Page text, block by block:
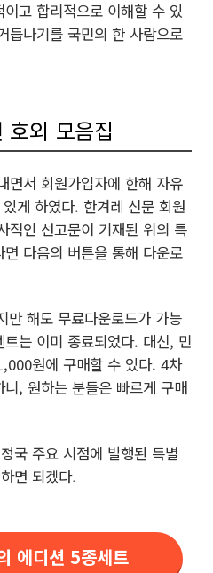
고 합리적으로 이해할 수 있
듭나기를 국민의 한 사람으로
호외 모음집
면서 회원가입자에 한해 자유
게 하였다. 한겨레 신문 회원
적인 선고문이 기재된 위의 특
다음의 버튼을 통해 다운로
해도 무료다운로드가 가능
는 이미 종료되었다. 대신, 민
원에 구매할 수 있다. 4차
, 원하는 분들은 빠르게 구매
국 주요 시점에 발행된 특별
면 되겠다.
에디션 5종세트